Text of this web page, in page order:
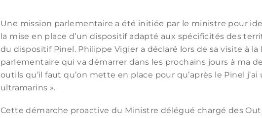
Une mission parlementaire a été initiée par le ministre pour
la mise en place d’un dispositif adapté aux spécificités des
du dispositif Pinel. Philippe Vigier a déclaré lors de sa visite à la
parlementaire qui va démarrer dans les prochains jours à ma
outils qu’il faut qu’on mette en place pour qu’après le Pinel
ultramarins ».
Cette démarche proactive du Ministre délégué chargé des